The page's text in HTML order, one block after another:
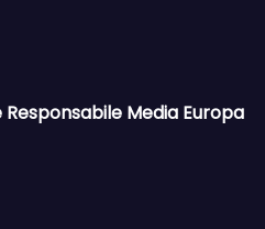
Media Europa